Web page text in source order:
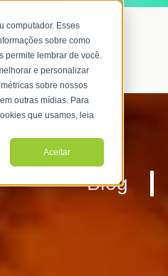
computador. Esses
sobre como
permite lembrar de você.
e personalizar
sobre nossos
outras mídias. Para
que usamos, leia
Aceitar
Blog